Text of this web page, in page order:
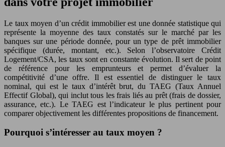
Le taux moyen d’un crédit immobilier est une donnée statistique qui
représente la moyenne des taux constatés sur le marché par les
banques sur une période donnée, pour un type de prêt immobilier
spécifique (durée, montant, etc.). Selon l’observatoire Crédit
Logement/CSA, les taux sont en constante évolution. Il sert de point
de référence pour les emprunteurs et permet d’évaluer la
compétitivité d’une offre. Il est essentiel de distinguer le taux
nominal, qui est le taux d’intérêt brut, du TAEG (Taux Annuel
Effectif Global), qui inclut tous les frais liés au prêt (frais de dossier,
assurance, etc.). Le TAEG est l’indicateur le plus pertinent pour
comparer objectivement les différentes propositions de financement.
Pourquoi s’intéresser au taux moyen ?